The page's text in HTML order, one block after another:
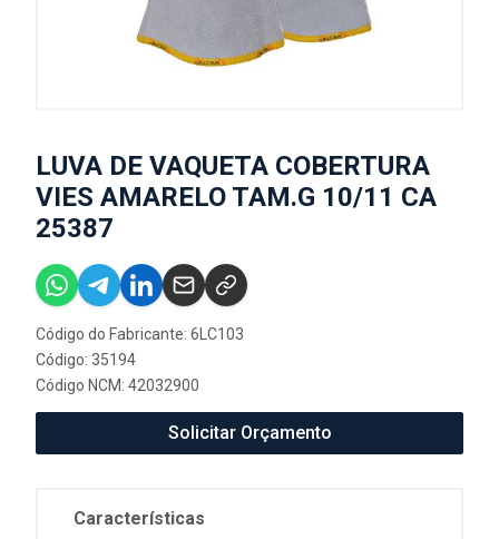
LUVA DE VAQUETA COBERTURA
VIES AMARELO TAM.G 10/11 CA
25387
Código do Fabricante: 6LC103
Código: 35194
Código NCM: 42032900
Solicitar Orçamento
Características